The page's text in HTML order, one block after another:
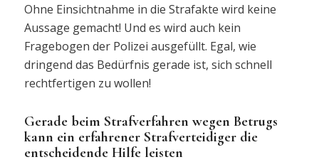
Ohne Einsichtnahme in die Strafakte wird keine
Aussage gemacht! Und es wird auch kein
Fragebogen der Polizei ausgefüllt. Egal, wie
dringend das Bedürfnis gerade ist, sich schnell
rechtfertigen zu wollen!
Gerade beim Strafverfahren wegen Betrugs
kann ein erfahrener Strafverteidiger die
entscheidende Hilfe leisten